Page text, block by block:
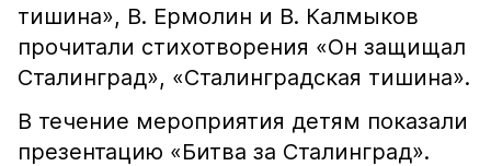
тишина», В. Ермолин и В. Калмыков
прочитали стихотворения «Он защищал
Сталинград», «Сталинградская тишина».
В течение мероприятия детям показали
презентацию «Битва за Сталинград».